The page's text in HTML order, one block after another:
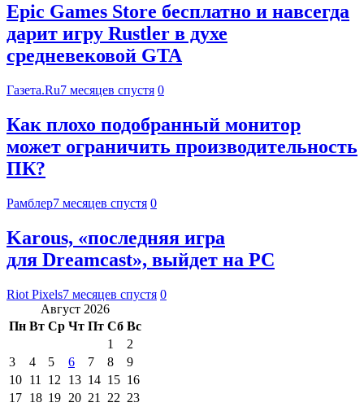
Epic Games Store бесплатно и навсегда
дарит игру Rustler в духе
средневековой GTA
Газета.Ru7 месяцев спустя 0
Как плохо подобранный монитор
может ограничить производительность
ПК?
Рамблер7 месяцев спустя 0
Karous, «последняя игра
для Dreamcast», выйдет на PC
Riot Pixels7 месяцев спустя 0
Август 2026
Пн Вт Ср Чт Пт Сб Вс
1
2
3
4 5 6 7 8
9
10 11 12 13 14 15 16
17 18 19 20 21 22 23